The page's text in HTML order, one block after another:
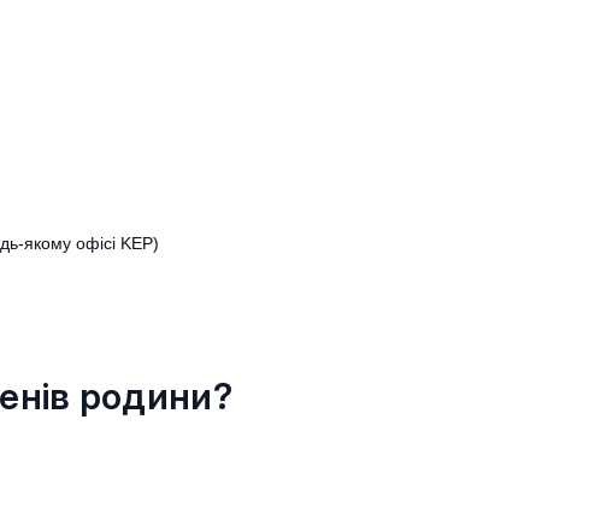
якому офісі KEP)
родини?